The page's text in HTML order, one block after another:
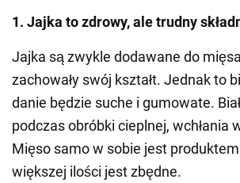
1. Jajka to zdrowy, ale trudny
Jajka są zwykle dodawane do
zachowały swój kształt. Jednak to
danie będzie suche i gumowate.
podczas obróbki cieplnej,
Mięso samo w sobie jest
większej ilości jest zbędne.